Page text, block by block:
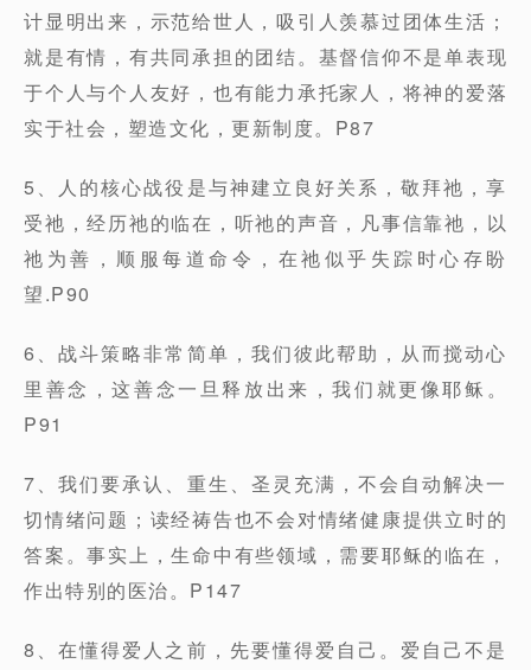
计显明出来，示范给世人，吸引人羡慕过团体生活；
就是有情，有共同承担的团结。基督信仰不是单表现
于个人与个人友好，也有能力承托家人，将神的爱落
实于社会，塑造文化，更新制度。P87
5、人的核心战役是与神建立良好关系，敬拜祂，享
受祂，经历祂的临在，听祂的声音，凡事信靠祂，以
祂为善，顺服每道命令，在祂似乎失踪时心存盼
望.P90
6、战斗策略非常简单，我们彼此帮助，从而搅动心
里善念，这善念一旦释放出来，我们就更像耶稣。
P91
7、我们要承认、重生、圣灵充满，不会自动解决一
切情绪问题；读经祷告也不会对情绪健康提供立时的
答案。事实上，生命中有些领域，需要耶稣的临在，
作出特别的医治。P147
8、在懂得爱人之前，先要懂得爱自己。爱自己不是